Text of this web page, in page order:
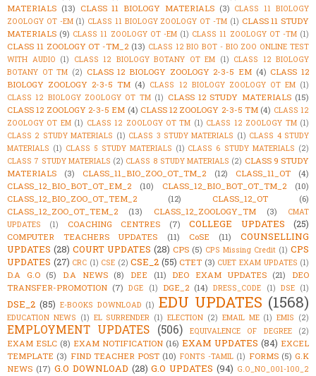
MATERIALS (13) CLASS 11 BIOLOGY MATERIALS (3) CLASS 11 BIOLOGY
ZOOLOGY OT -EM (1) CLASS 11 BIOLOGY ZOOLOGY OT -TM (1) CLASS 11 STUDY
MATERIALS (9) CLASS 11 ZOOLOGY OT -EM (1) CLASS 11 ZOOLOGY OT -TM (1)
CLASS 11 ZOOLOGY OT -TM_2 (13) CLASS 12 BIO BOT - BIO ZOO ONLINE TEST
WITH AUDIO (1) CLASS 12 BIOLOGY BOTANY OT EM (1) CLASS 12 BIOLOGY
BOTANY OT TM (2) CLASS 12 BIOLOGY ZOOLOGY 2-3-5 EM (4) CLASS 12
BIOLOGY ZOOLOGY 2-3-5 TM (4) CLASS 12 BIOLOGY ZOOLOGY OT EM (1)
CLASS 12 BIOLOGY ZOOLOGY OT TM (1) CLASS 12 STUDY MATERIALS (15)
CLASS 12 ZOOLOGY 2-3-5 EM (4) CLASS 12 ZOOLOGY 2-3-5 TM (4) CLASS 12
ZOOLOGY OT EM (1) CLASS 12 ZOOLOGY OT TM (1) CLASS 12 ZOOLOGY TM (1)
CLASS 2 STUDY MATERIALS (1) CLASS 3 STUDY MATERIALS (1) CLASS 4 STUDY
MATERIALS (1) CLASS 5 STUDY MATERIALS (1) CLASS 6 STUDY MATERIALS (2)
CLASS 7 STUDY MATERIALS (2) CLASS 8 STUDY MATERIALS (2) CLASS 9 STUDY
MATERIALS
(3) CLASS_11_BIO_ZOO_OT_TM_2 (12) CLASS_11_OT
(4)
CLASS_12_BIO_BOT_OT_EM_2
(10) CLASS_12_BIO_BOT_OT_TM_2
(10)
CLASS_12_BIO_ZOO_OT_TEM_2
(12) CLASS_12_OT
(6)
CLASS_12_ZOO_OT_TEM_2
(13) CLASS_12_ZOOLOGY_TM (3)
CMAT
UPDATES
(1) COACHING CENTRES (7) COLLEGE UPDATES (25)
COMPUTER TEACHERS UPDATES (11) CoSE (11)
COUNSELLING
UPDATES (28) COURT UPDATES (28) CPS (5) CPS Missing Credit (1) CPS
UPDATES (27) CRC (1) CSE (2) CSE_2 (55) CTET (3) CUET EXAM UPDATES (1)
D.A G.O (5) D.A NEWS (8) DEE (11) DEO EXAM UPDATES (21)
DEO
TRANSFER-PROMOTION (7) DGE (1) DGE_2 (14) DRESS_CODE (1) DSE (1)
DSE_2 (85) E-BOOKS DOWNLOAD (1) EDU UPDATES (1568)
EDUCATION NEWS (1) EL SURRENDER (1) ELECTION (2) EMAIL ME (1) EMIS (2)
EMPLOYMENT UPDATES (506) EQUIVALENCE OF DEGREE (2)
EXAM ESLC (8) EXAM NOTIFICATION (16) EXAM UPDATES (84) EXCEL
TEMPLATE (3) FIND TEACHER POST (10) FONTS -TAMIL (1) FORMS (5) G.K
NEWS (17) G.O DOWNLOAD (28) G.O UPDATES (94) G.O_NO_001-100_2